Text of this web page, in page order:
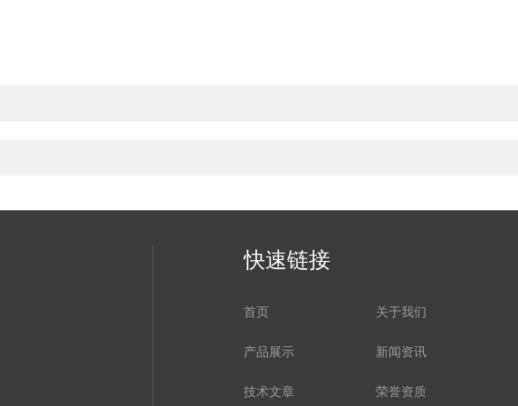
快速链接
首页 关于我们
产品展示 新闻资讯
技术文章 荣誉资质